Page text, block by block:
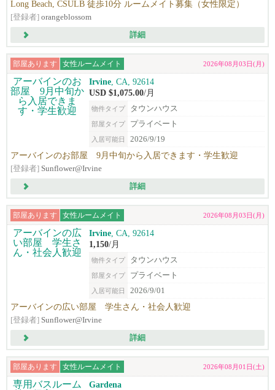
Long Beach, CSULB 徒歩10分 ルームメイト募集（女性限定）
[登録者] orangeblossom
詳細
部屋あります 女性ルームメイト 2026年08月03日(月)
Irvine , CA, 92614
USD $1,075.00/月
物件タイプ タウンハウス
部屋タイプ プライベート
入居可能日 2026/9/19
アーバインのお部屋 9月中旬から入居できます・学生歓迎
[登録者] Sunflower@Irvine
詳細
部屋あります 女性ルームメイト 2026年08月03日(月)
Irvine , CA, 92614
1,150/月
物件タイプ タウンハウス
部屋タイプ プライベート
入居可能日 2026/9/01
アーバインの広い部屋 学生さん・社会人歓迎
[登録者] Sunflower@Irvine
詳細
部屋あります 女性ルームメイト 2026年08月01日(土)
Gardena